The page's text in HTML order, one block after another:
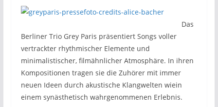
Das
Berliner Trio Grey Paris präsentiert Songs voller
vertrackter rhythmischer Elemente und
minimalistischer, filmähnlicher Atmosphäre. In ihren
Kompositionen tragen sie die Zuhörer mit immer
neuen Ideen durch akustische Klangwelten wiein
einem synästhetisch wahrgenommenen Erlebnis.